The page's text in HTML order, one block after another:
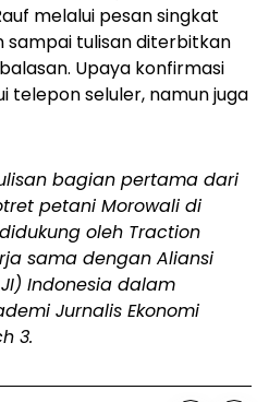
melalui pesan singkat
sampai tulisan diterbitkan
Upaya konfirmasi
telepon seluler, namun juga
bagian pertama dari
petani Morowali di
oleh Traction
sama dengan Aliansi
Indonesia dalam
Jurnalis Ekonomi
3.